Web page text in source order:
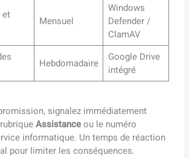
et
Mensuel
Windows
Defender /
ClamAV
Hebdomadaire
Google Drive
intégré
signalez immédiatement
Assistanceou le numéro
informatique. Un temps de réaction
pour limiter les conséquences.